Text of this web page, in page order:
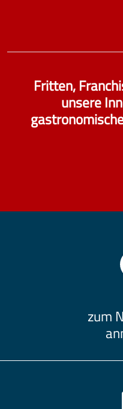
Fritten,
unsere
zum